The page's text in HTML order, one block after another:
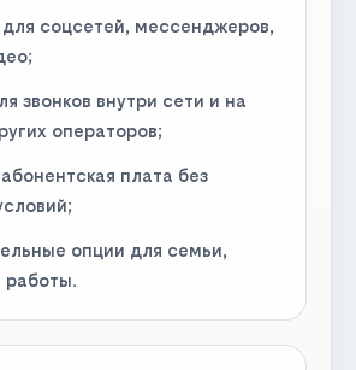
для соцсетей, мессенджеров,
звонков внутри сети и на
операторов;
плата без
опции для семьи,
работы.